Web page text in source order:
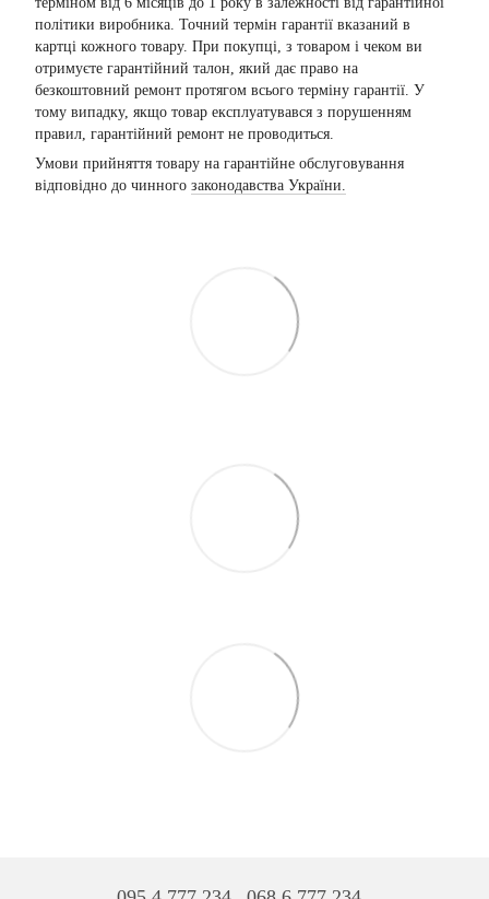
політики виробника. Точний термін гарантії вказаний в
картці кожного товару. При покупці, з товаром і чеком ви
отримуєте гарантійний талон, який дає право на
безкоштовний ремонт протягом всього терміну гарантії. У
тому випадку, якщо товар експлуатувався з порушенням
правил, гарантійний ремонт не проводиться.
Умови прийняття товару на гарантійне обслуговування
відповідно до чинного законодавства України.